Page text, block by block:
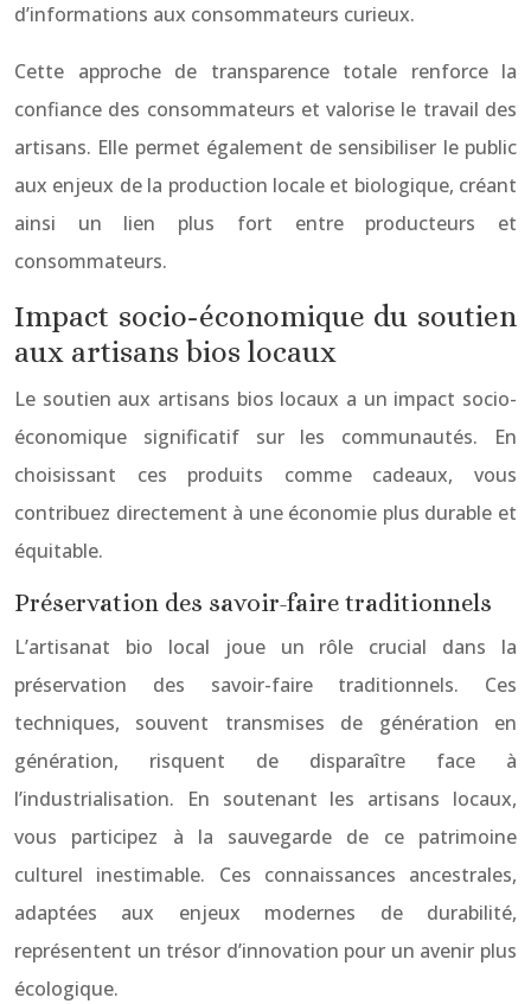
d’informations aux consommateurs curieux.
Cette approche de transparence totale renforce la
confiance des consommateurs et valorise le travail des
artisans. Elle permet également de sensibiliser le public
aux enjeux de la production locale et biologique, créant
ainsi un lien plus fort entre producteurs et
consommateurs.
Impact socio-économique du soutien
aux artisans bios locaux
Le soutien aux artisans bios locaux a un impact socio-
économique significatif sur les communautés. En
choisissant ces produits comme cadeaux, vous
contribuez directement à une économie plus durable et
équitable.
Préservation des savoir-faire traditionnels
L’artisanat bio local joue un rôle crucial dans la
préservation des savoir-faire traditionnels. Ces
techniques, souvent transmises de génération en
génération, risquent de disparaître face à
l’industrialisation. En soutenant les artisans locaux,
vous participez à la sauvegarde de ce patrimoine
culturel inestimable. Ces connaissances ancestrales,
adaptées aux enjeux modernes de durabilité,
représentent un trésor d’innovation pour un avenir plus
écologique.